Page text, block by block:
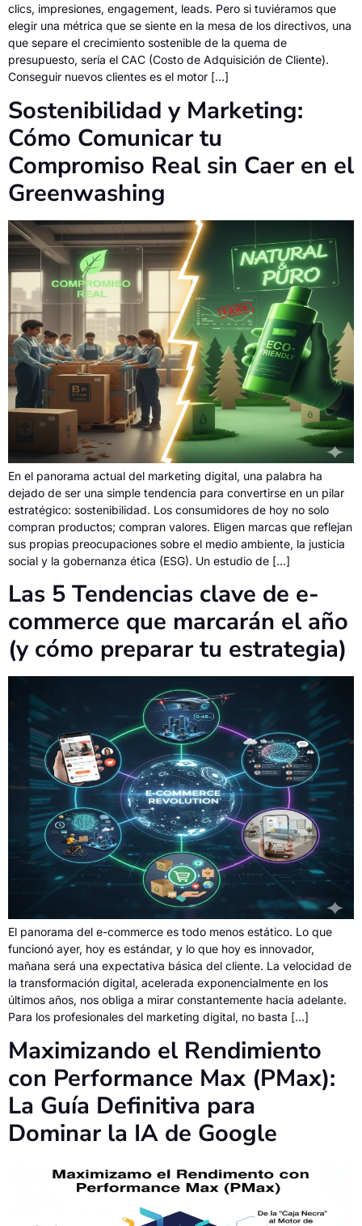
clics, impresiones, engagement, leads. Pero si tuviéramos que
elegir una métrica que se siente en la mesa de los directivos, una
que separe el crecimiento sostenible de la quema de
presupuesto, sería el CAC (Costo de Adquisición de Cliente).
Conseguir nuevos clientes es el motor […]
Sostenibilidad y Marketing:
Cómo Comunicar tu
Compromiso Real sin Caer en el
Greenwashing
En el panorama actual del marketing digital, una palabra ha
dejado de ser una simple tendencia para convertirse en un pilar
estratégico: sostenibilidad. Los consumidores de hoy no solo
compran productos; compran valores. Eligen marcas que reflejan
sus propias preocupaciones sobre el medio ambiente, la justicia
social y la gobernanza ética (ESG). Un estudio de […]
Las 5 Tendencias clave de e-
commerce que marcarán el año
(y cómo preparar tu estrategia)
El panorama del e-commerce es todo menos estático. Lo que
funcionó ayer, hoy es estándar, y lo que hoy es innovador,
mañana será una expectativa básica del cliente. La velocidad de
la transformación digital, acelerada exponencialmente en los
últimos años, nos obliga a mirar constantemente hacia adelante.
Para los profesionales del marketing digital, no basta […]
Maximizando el Rendimiento
con Performance Max (PMax):
La Guía Definitiva para
Dominar la IA de Google